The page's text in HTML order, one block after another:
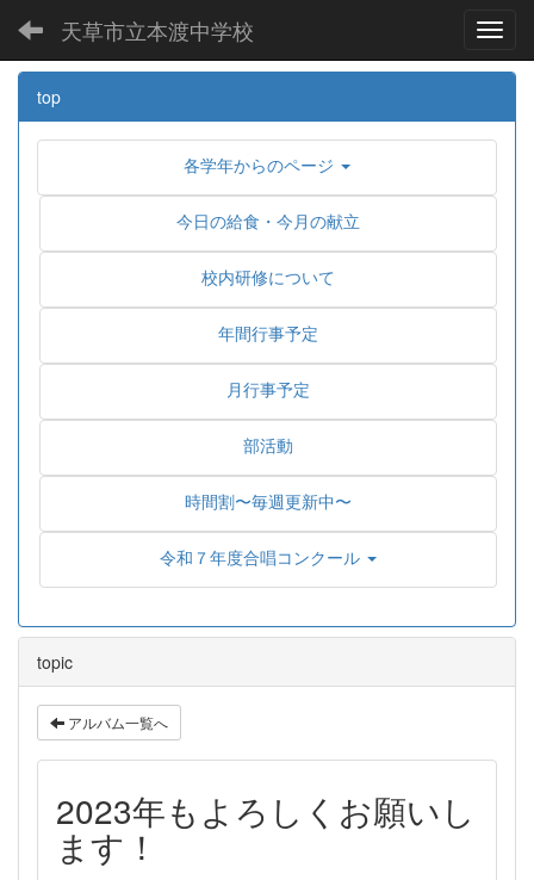
天草市立本渡中学校
top
各学年からのページ
今日の給食・今月の献立
校内研修について
年間行事予定
月行事予定
部活動
時間割〜毎週更新中〜
令和７年度合唱コンクール
topic
アルバム一覧へ
2023年もよろしくお願いし
ます！